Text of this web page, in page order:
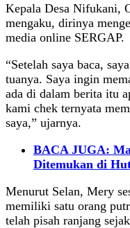
Kepala Desa Nifukani,
mengaku, dirinya
media online SERGAP.
“Setelah saya baca,
tuanya. Saya ingin
ada di dalam berita itu
kami chek ternyata
saya,” ujarnya.
BACA JUGA:
Ditemukan di
Menurut Selan, Mery
memiliki satu orang
telah pisah ranjang